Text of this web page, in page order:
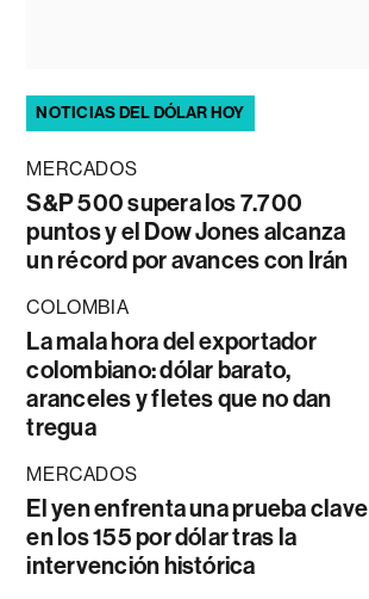
NOTICIAS DEL DÓLAR HOY
MERCADOS
S&P 500 supera los 7.700
puntos y el Dow Jones alcanza
un récord por avances con Irán
COLOMBIA
La mala hora del exportador
colombiano: dólar barato,
aranceles y fletes que no dan
tregua
MERCADOS
El yen enfrenta una prueba clave
en los 155 por dólar tras la
intervención histórica